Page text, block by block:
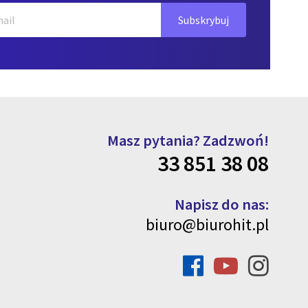
Masz pytania? Zadzwoń!
33 851 38 08
Napisz do nas:
biuro@biurohit.pl